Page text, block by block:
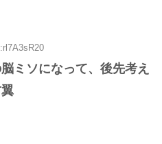
ミソになって、後先考え